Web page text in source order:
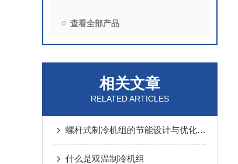
查看全部产品
相关文章
RELATED ARTICLES
螺杆式制冷机组的节能设计与优化策略
什么是双温制冷机组